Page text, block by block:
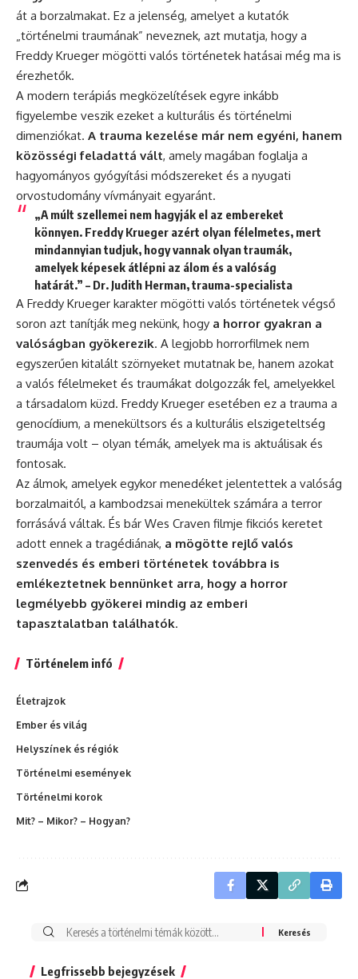
át a borzalmakat. Ez a jelenség, amelyet a kutatók
„történelmi traumának” neveznek, azt mutatja, hogy a
Freddy Krueger mögötti valós történetek hatásai még ma is
érezhetők.
A modern terápiás megközelítések egyre inkább
figyelembe veszik ezeket a kulturális és történelmi
dimenziókat. A trauma kezelése már nem egyéni, hanem
közösségi feladattá vált, amely magában foglalja a
hagyományos gyógyítási módszereket és a nyugati
orvostudomány vívmányait egyaránt.
„A múlt szellemei nem hagyják el az embereket
könnyen. Freddy Krueger azért olyan félelmetes, mert
mindannyian tudjuk, hogy vannak olyan traumák,
amelyek képesek átlépni az álom és a valóság
határát.” – Dr. Judith Herman, trauma-specialista
A Freddy Krueger karakter mögötti valós történetek végső
soron azt tanítják meg nekünk, hogy a horror gyakran a
valóságban gyökerezik. A legjobb horrorfilmek nem
egyszerűen kitalált szörnyeket mutatnak be, hanem azokat
a valós félelmeket és traumákat dolgozzák fel, amelyekkel
a társadalom küzd. Freddy Krueger esetében ez a trauma a
genocídium, a menekültsors és a kulturális elszigeteltség
traumája volt – olyan témák, amelyek ma is aktuálisak és
fontosak.
Az álmok, amelyek egykor menedéket jelentettek a valóság
borzalmaitól, a kambodzsai menekültek számára a terror
forrásává váltak. És bár Wes Craven filmje fikciós keretet
adott ennek a tragédiának, a mögötte rejlő valós
szenvedés és emberi történetek továbbra is
emlékeztetnek bennünket arra, hogy a horror
legmélyebb gyökerei mindig az emberi
tapasztalatban találhatók.
Történelem infó
Életrajzok
Ember és világ
Helyszínek és régiók
Történelmi események
Történelmi korok
Mit? – Mikor? – Hogyan?
Search
Legfrissebb bejegyzések